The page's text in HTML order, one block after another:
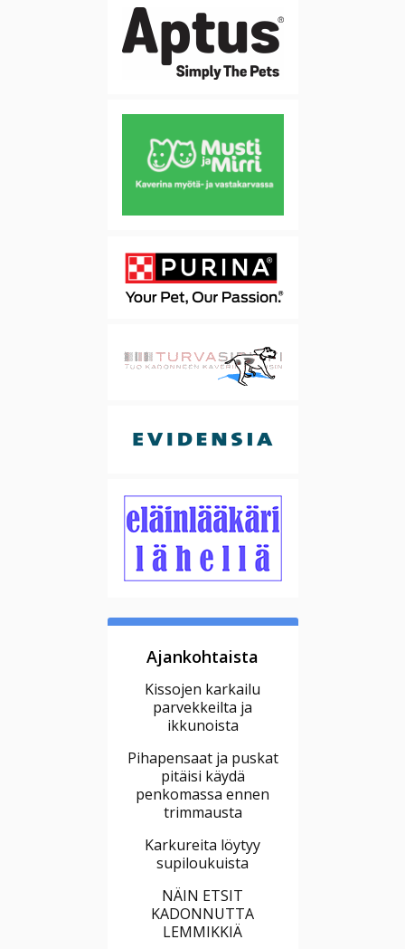
Ajankohtaista
Kissojen karkailu
parvekkeilta ja
ikkunoista
Pihapensaat ja puskat
pitäisi käydä
penkomassa ennen
trimmausta
Karkureita löytyy
supiloukuista
NÄIN ETSIT
KADONNUTTA
LEMMIKKIÄ